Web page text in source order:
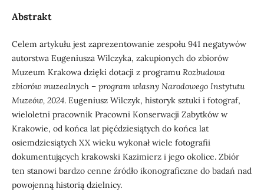
Abstrakt
Celem artykułu jest zaprezentowanie zespołu 941 negatywów
autorstwa Eugeniusza Wilczyka, zakupionych do zbiorów
Muzeum Krakowa dzięki dotacji z programu Rozbudowa
zbiorów muzealnych – program własny Narodowego Instytutu
Muzeów, 2024. Eugeniusz Wilczyk, historyk sztuki i fotograf,
wieloletni pracownik Pracowni Konserwacji Zabytków w
Krakowie, od końca lat pięćdziesiątych do końca lat
osiemdziesiątych XX wieku wykonał wiele fotografii
dokumentujących krakowski Kazimierz i jego okolice. Zbiór
ten stanowi bardzo cenne źródło ikonograficzne do badań nad
powojenną historią dzielnicy.